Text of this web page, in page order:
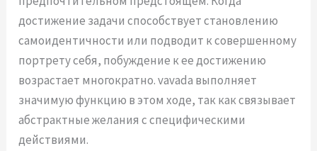
достижение задачи способствует становлению
самоидентичности или подводит к совершенному
портрету себя, побуждение к ее достижению
возрастает многократно. vavada выполняет
значимую функцию в этом ходе, так как связывает
абстрактные желания с специфическими
действиями.